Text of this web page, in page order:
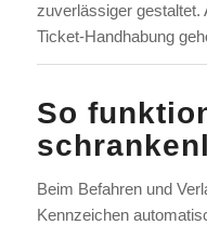
zuverlässiger gestaltet.
Ticket-Handhabung
So
Beim Befahren und
Kennzeichen